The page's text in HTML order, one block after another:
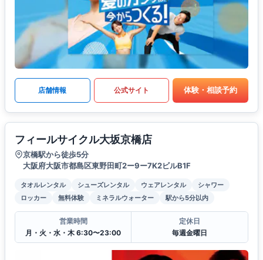
店舗情報 公式サイト 体験・相談予約
フィールサイクル大坂京橋店
京橋駅から徒歩5分
大阪府大阪市都島区東野田町2ー9ー7K2ビルB1F
タオルレンタル シューズレンタル ウェアレンタル
シャワー
ロッカー
無料体験 ミネラルウォーター 駅から5分以内
営業時間
月・火・水・木 6:30〜23:00
定休日
毎週金曜日